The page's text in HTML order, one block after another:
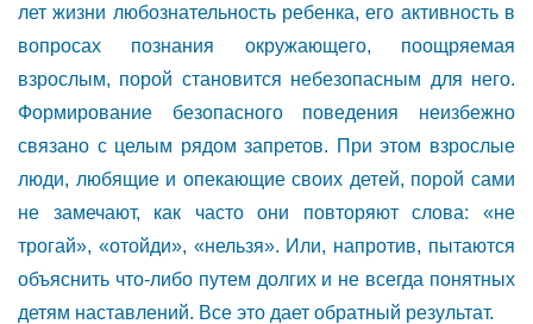
лет жизни любознательность ребенка, его активность в
вопросах познания окружающего, поощряемая
взрослым, порой становится небезопасным для него.
Формирование безопасного поведения неизбежно
связано с целым рядом запретов. При этом взрослые
люди, любящие и опекающие своих детей, порой сами
не замечают, как часто они повторяют слова: «не
трогай», «отойди», «нельзя». Или, напротив, пытаются
объяснить что-либо путем долгих и не всегда понятных
детям наставлений. Все это дает обратный результат.